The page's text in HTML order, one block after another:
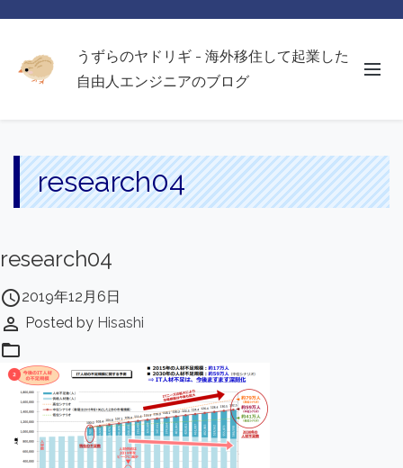
うずらのヤドリギ - 海外移住して起業した
自由人エンジニアのブログ
research04
research04
access_time2019年12月6日
perm_identity Posted by Hisashi
folder_open